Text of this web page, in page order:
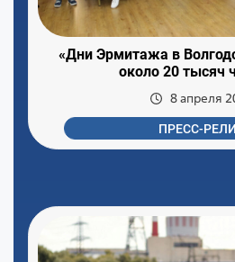
«Дни Эрмитажа в
около 20 тысяч
8 апреля
ПРЕСС-